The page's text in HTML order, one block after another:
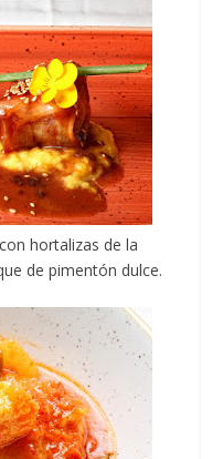
hortalizas de la
de pimentón dulce.